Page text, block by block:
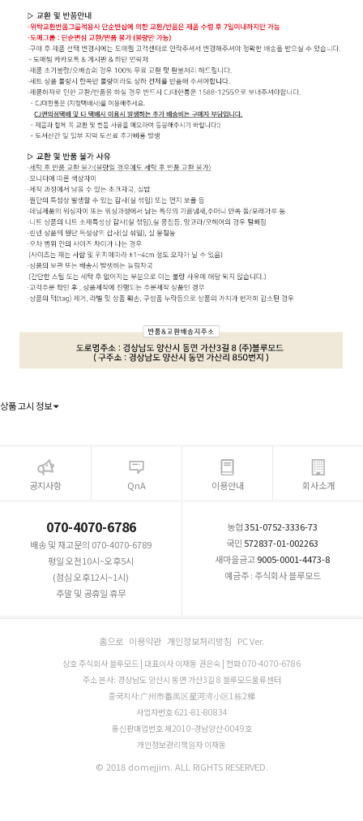
상품 고시 정보
공지사항 QnA 이용안내 회사소개
070-4070-6786
배송 및 재고문의 070-4070-6789
평일 오전10시~오후5시
(점심 오후12시~1시)
주말 및 공휴일 휴무
농협351-0752-3336-73
국민 572837-01-002263
새마을금고9005-0001-4473-8
예금주 : 주식회사 블루모드
홈으로 이용약관 개인정보처리방침 PC Ver.
상호 주식회사 블루모드 | 대표이사 이재동 권은숙 | 전화 070-4070-6786
주소 본사: 경상남도 양산시 동면 가산3길 8 블루모드물류센터
중국지사:广州市番禺区星河湾小区1栋2梯
사업자번호 621-81-80834
통신판매업번호 제2010-경남양산-0049호
개인정보관리책임자 이재동
© 2018 domejjim. ALL RIGHTS RESERVED.